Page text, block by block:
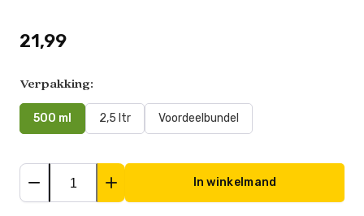
Verpakking:
500 ml 2,5 ltr Voordeelbundel
21,99
In winkelmand